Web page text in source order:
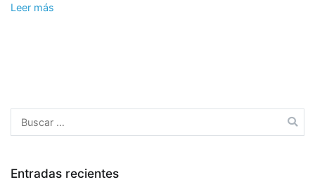
Leer más
Buscar:
Entradas recientes